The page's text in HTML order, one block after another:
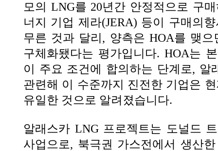
모의 LNG를 20년간 안정적으로 구
너지 기업 제라(JERA) 등이 구매의
무른 것과 달리, 양측은 HOA를 맺
구체화됐다는 평가입니다. HOA는
이 주요 조건에 합의하는 단계로, 알
관련해 이 수준까지 진전한 기업은
유일한 것으로 알려졌습니다.
알래스카 LNG 프로젝트는 도널드
사업으로, 북극권 가스전에서 생산